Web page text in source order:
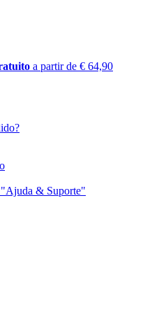
a partir de € 64,90
"Ajuda & Suporte"